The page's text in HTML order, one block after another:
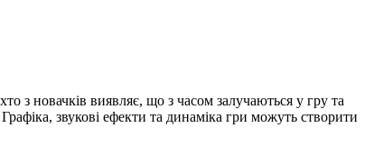
з новачків виявляє, що з часом залучаються у гру та
звукові ефекти та динаміка гри можуть створити